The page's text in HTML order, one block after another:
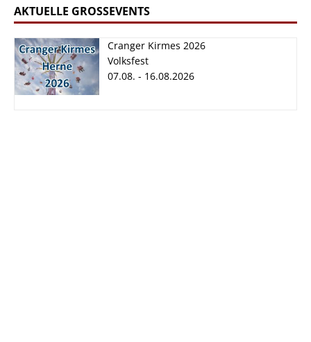
AKTUELLE GROSSEVENTS
Cranger Kirmes 2026
Volksfest
07.08. - 16.08.2026